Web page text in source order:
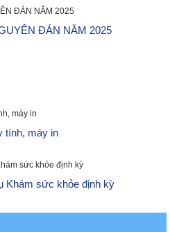
ĐÁN NĂM 2025
tính, máy in
Khám sức khỏe định kỳ